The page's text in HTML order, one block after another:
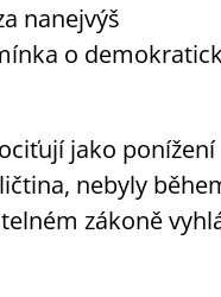
nanejvýš
o
jako ponížení
nebyly
zákoně